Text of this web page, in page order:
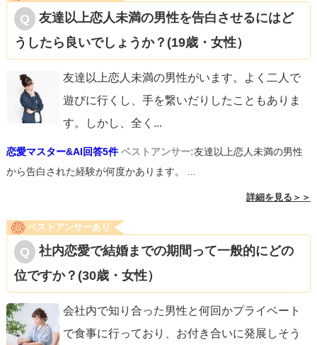
友達以上恋人未満の男性を告白させるにはど
うしたら良いでしょうか？(19歳・女性）
友達以上恋人未満の男性がいます。よく二人で
遊びに行くし、手を繋いだりしたこともありま
す。しかし、全く ...
恋愛マスター&AI回答5件 ベストアンサー:友達以上恋人未満の男性
から告白された経験が何度かあります。 ...
詳細を見る＞＞
ベストアンサーあり
社内恋愛で結婚までの期間って一般的にどの
位ですか？(30歳・女性）
会社内で知り合った男性と何回かプライベート
で食事に行っており、お付き合いに発展しそう